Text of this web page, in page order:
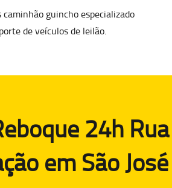
caminhão guincho especializado
de veículos de leilão.
24h
em São